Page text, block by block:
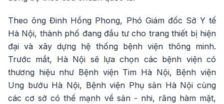
Theo ông Đinh Hồng Phong, Phó Giám đốc Sở Y tế
Hà Nội, thành phố đang đầu tư cho trang thiết bị hiện
đại và xây dựng hệ thống bệnh viện thông minh.
Trước mắt, Hà Nội sẽ lựa chọn các bệnh viện có
thương hiệu như Bệnh viện Tim Hà Nội, Bệnh viện
Ung bướu Hà Nội, Bệnh viện Phụ sản Hà Nội cùng
các cơ sở có thế mạnh về sản - nhi, răng hàm mặt,